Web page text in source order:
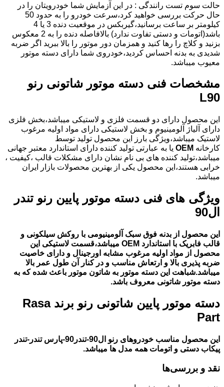
حالت سوم تست رانندگی : در این آزمایش شما خودرویتان را در
حال حرکت بررسی خواهید کرد،سرعت خودرو را به حدود 50
کیلومتر بر ساعت برسانید،گیربکس در موقعیت دنده 3 یا 4
باشد(اتومات و دستی تفاوت ندارد) بالافاصله دنده را به 2 معکوس
بزنید و کلاچ را رها کنید و همزمان دور موتور را بالا ببرید اگر ضربه
شدیدی به بدنه احساس کردید،خودروی شما دارای دسته موتور
معیوب میباشد.
مشخصات فنی دسته موتور شاتونی رنو
L90
این محصول دارای دو قسمت فلزی و لاستیکی میباشد،بخش فلزی
دارای آلیاژ آلومینیوم و بخش لاستیکی دارای مواد اولیه مرغوب
لاستیک میباشد،ویژگی بارز این محصول تولید توسط
کارخانه
یا به عبارتی تولید کننده دارای استاندارد معتبر جهانی
میباشد،تولید کننده های بی نام نشان دارای مشکلات قالب ،کیفیت ،
خرابی هستند،این محصول یکی از بهترین محصولات بازار ایران
میباشد.
ویژگی های فنی دسته موتور پایین رنو تندر
ال90
این محصول از بدنه فوق سبک آلومینیومی با روکش سیلکونی و
قالب فابریک با استاندارد OEM میباشد،قسمت لاستیکی این
محصول از مواد اولیه مرغوب مشابه اورجینال و دارای خاصیت
ضربه پذیری بالا و ارتعاش مناسب و در کنار آن طول عمر بالا
میباشد.شباهت این دسته موتور به شاتون موتور باعث شده که به
دسته موتور شاتونی معروف باشد.
دسته موتور پایین شاتونی رنو برند Rasa
Part
این محصول مناسب خودروهای رنو ال90-تندر90-پارس تندر-تندر
پیکاب دستی و اتومات همه مدل ها میباشد.
نقد و بررسی‌ها